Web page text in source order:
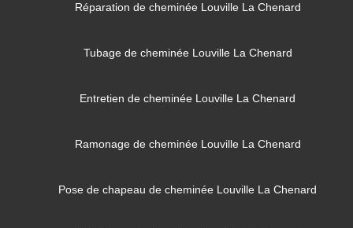
Réparation de cheminée Louville La Chenard
Tubage de cheminée Louville La Chenard
Entretien de cheminée Louville La Chenard
Ramonage de cheminée Louville La Chenard
Pose de chapeau de cheminée Louville La Chenard